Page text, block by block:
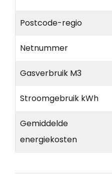
Postcode-regio
Netnummer
Gasverbruik M3
Stroomgebruik kWh
Gemiddelde
energiekosten